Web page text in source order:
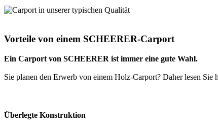
Vorteile von einem SCHEERER-Carport
Ein Carport von SCHEERER ist immer eine gute Wahl.
Sie planen den Erwerb von einem Holz-Carport? Daher lesen
Überlegte Konstruktion